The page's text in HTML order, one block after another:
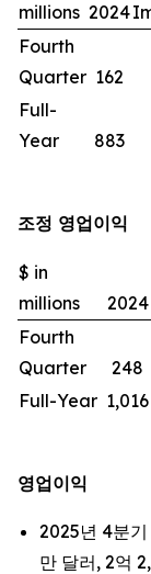
millions 2024
Fourth
Quarter 162
Full-
Year
883
조정 영업이익
$ in
millions
2024
Fourth
Quarter
248
Full-Year 1,016
영업이익
2025년 4분
만 달러, 2억